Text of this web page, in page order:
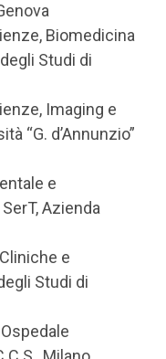
Biomedicina
Studi di
Imaging e
“G. d’Annunzio”
e
Azienda
e
Studi di
Ospedale